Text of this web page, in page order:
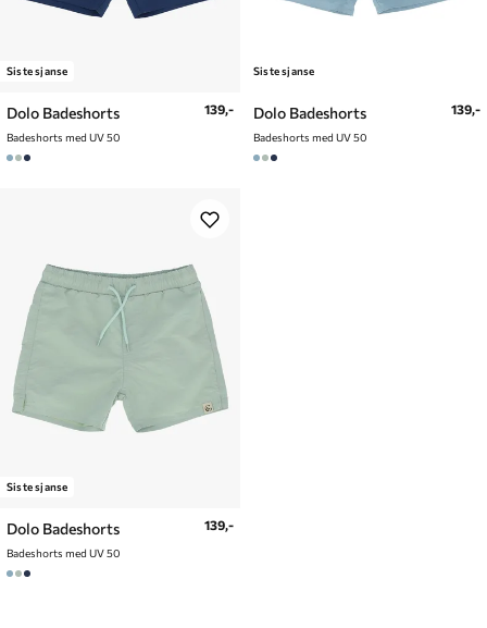
Siste sjanse
Dolo Badeshorts
Badeshorts med UV 50
139,-
Siste sjanse
Dolo Badeshorts
Badeshorts med UV 50
139,-
Siste sjanse
Dolo Badeshorts
Badeshorts med UV 50
139,-